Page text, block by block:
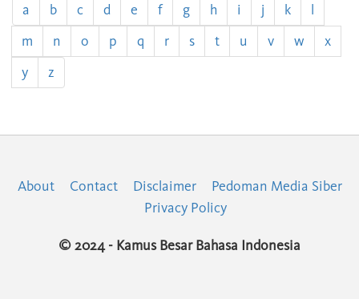
a b c d e f g h i j k
l
m
n o p q r s t u v w
x
y
z
About Contact Disclaimer
Pedoman Media Siber
Privacy Policy
© 2024 - Kamus Besar Bahasa Indonesia